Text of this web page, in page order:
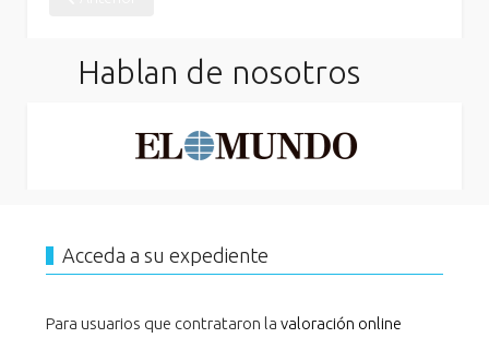
Hablan de nosotros
Acceda a su expediente
Para usuarios que contrataron la valoración online